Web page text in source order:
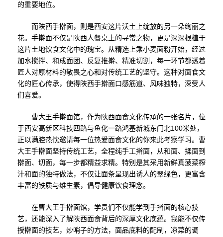
的重要地位。
而陕西手擀面，则是西安这片沃土上绽放的另一朵绚丽之
花。手擀面不仅是陕西人餐桌上的寻常之物，更是深深根植于
这片土地饮食文化中的瑰宝。从精选上乘小麦面粉开始，经过
加水搅拌、和成面团、反复推擀、精准切割，每一环节都透着
匠人对原材料的敬畏之心和对传统工艺的坚守。这种对面食文
化的匠心传承，使得陕西手擀面口感筋道、风味独特，深受人
们喜爱。
曹大王手擀面馆，作为陕西面食文化传承的一张名片，位
于西安高新区科技四路与鱼化一路鸿基新城东门北100米处，
正以满腔热忱邀请每一位热爱面食文化的你来此考察学习。曹
大王手擀面坚持传统工艺，全程纯手工擀面，从和面、揉面到
擀面、切面，每一步都精益求精。特别是其采用新鲜真菠菜榨
汁和面的独特做法，不仅让面条呈现出诱人的翠绿色，更富含
丰富的铁质与维生素，倡导健康饮食理念。
在曹大王手擀面馆，学员们不仅能学到手擀面的核心技
艺，还能深入了解陕西面食背后的深厚文化底蕴。我能不仅传
授擀面的技艺，炒哨子的方法，面品底料的配制，凉菜的调